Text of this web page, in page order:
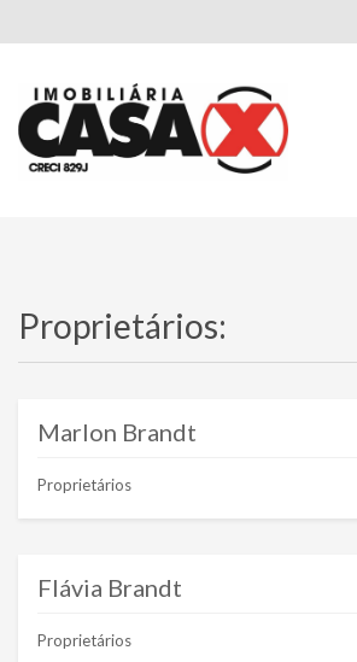
Proprietários:
Marlon Brandt
Proprietários
Flávia Brandt
Proprietários